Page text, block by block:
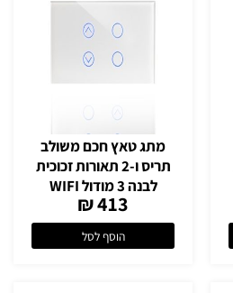
מתג טאץ חכם משולב
תריס ו-2 תאורות זכוכית
לבנה 3 מודול WIFI
413 ₪
הוסף לסל